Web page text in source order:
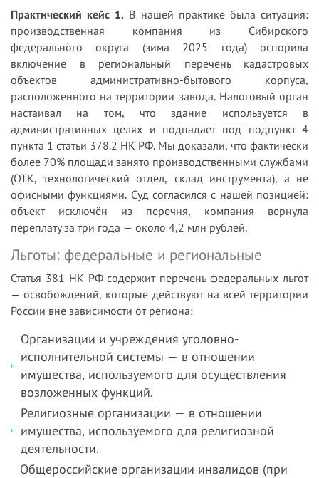
Практический кейс 1. В нашей практике была ситуация:
производственная компания из Сибирского
федерального округа (зима 2025 года) оспорила
включение в региональный перечень кадастровых
объектов административно-бытового корпуса,
расположенного на территории завода. Налоговый орган
настаивал на том, что здание используется в
административных целях и подпадает под подпункт 4
пункта 1 статьи 378.2 НК РФ. Мы доказали, что фактически
более 70% площади занято производственными службами
(ОТК, технологический отдел, склад инструмента), а не
офисными функциями. Суд согласился с нашей позицией:
объект исключён из перечня, компания вернула
переплату за три года — около 4,2 млн рублей.
Льготы: федеральные и региональные
Статья 381 НК РФ содержит перечень федеральных льгот
— освобождений, которые действуют на всей территории
России вне зависимости от региона:
Организации и учреждения уголовно-
исполнительной системы — в отношении
имущества, используемого для осуществления
возложенных функций.
Религиозные организации — в отношении
имущества, используемого для религиозной
деятельности.
Общероссийские организации инвалидов (при